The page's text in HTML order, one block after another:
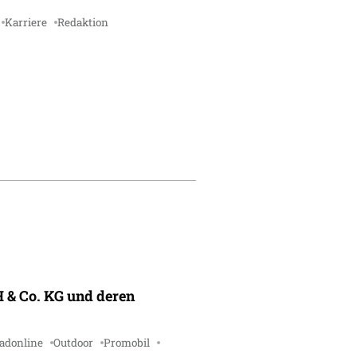
Karriere Redaktion
Co. KG und deren
Outdoor Promobil